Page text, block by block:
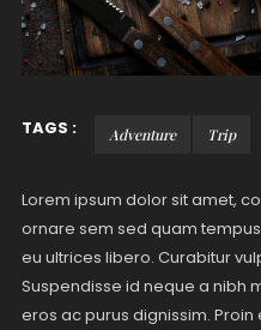
TAGS : Adventure Trip
Lorem ipsum dolor sit amet,
ornare sem sed quam
eu ultrices libero. Curabitur
Suspendisse id neque a nibh
eros ac purus dignissim.